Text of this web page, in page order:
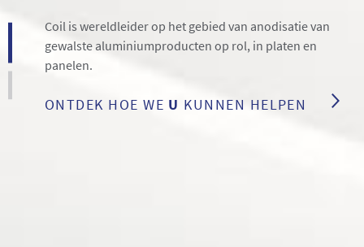
Coil is wereldleider op het gebied van anodisatie van
gewalste aluminiumproducten op rol, in platen en
panelen.
ONTDEK HOE WE U KUNNEN HELPEN